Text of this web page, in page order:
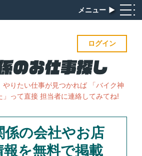
メニュー ▶︎
ログイン
やりたい仕事が見つかれば 「バイク神
って直接 担当者に連絡してみてね!
係の会社やお店
報を無料で掲載